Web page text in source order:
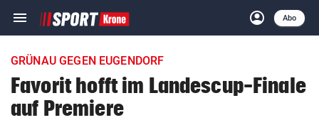
menu Navigation
ein-/ausklappen
account_circle
Anmelden
Abo
close Schließen
account_circle Anmelden
GRÜNAU GEGEN EUGENDORF
Favorit hofft im Landescup-Finale
auf Premiere